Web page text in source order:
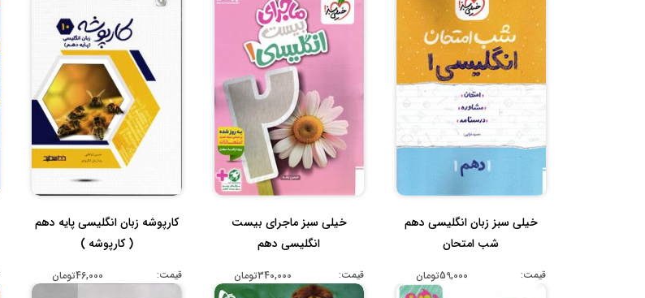
خیلی سبز زبان انگلیسی دهم
شب امتحان
قیمت: 59,000تومان
خیلی سبز ماجرای بیست
انگلیسی دهم
قیمت: 340,000تومان
کارپوشه زبان انگلیسی پایه دهم
( کارپوشه )
قیمت: 46,000تومان